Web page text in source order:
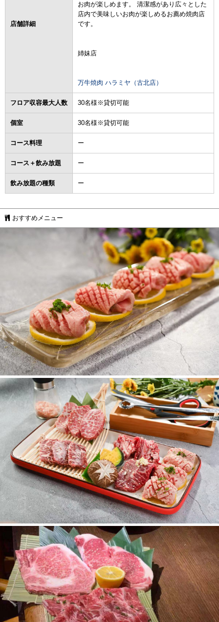
店舗詳細
お肉が楽しめます。 清潔感があり広々とした
店内で美味しいお肉が楽しめるお薦め焼肉店
です。
姉妹店
万牛焼肉 ハラミヤ（古北店）
フロア収容最大人数 30名様※貸切可能
個室 30名様※貸切可能
コース料理 ー
コース＋飲み放題 ー
飲み放題の種類 ー
おすすめメニュー